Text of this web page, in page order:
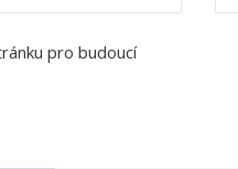
pro budoucí